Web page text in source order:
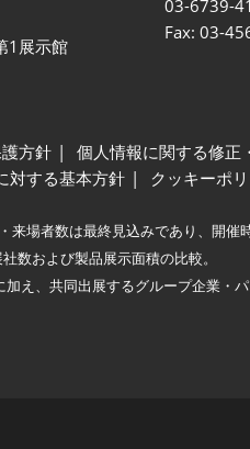
1展示館
03-6739-
Fax: 03-
方針 個人情報に関する修正
対する基本方針
クッキーポ
来場者数は最終見込みであり、開催
数および製品展示面積の比較。
え、共同出展するグループ企業・パ